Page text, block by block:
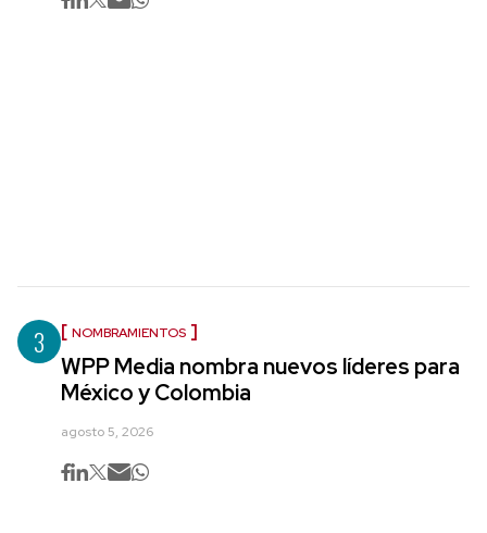
3 NOMBRAMIENTOS
WPP Media nombra nuevos líderes para
México y Colombia
agosto 5, 2026